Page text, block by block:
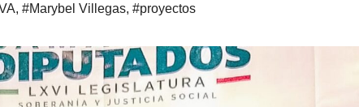
, #Marybel Villegas, #proyectos